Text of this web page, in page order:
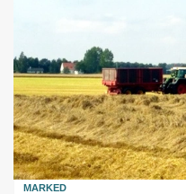
MARKED